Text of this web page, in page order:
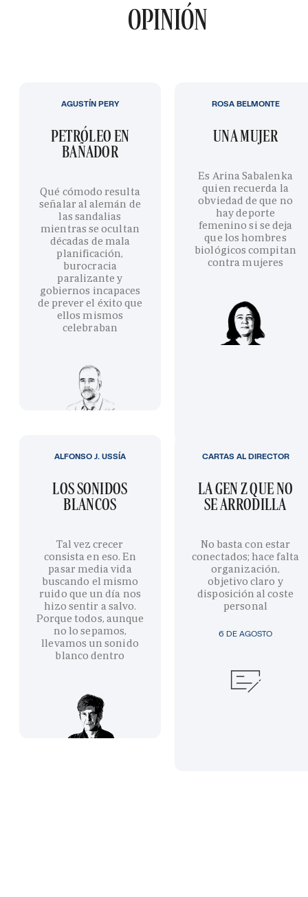
OPINIÓN
PETRÓLEO EN
BAÑADOR
Qué cómodo resulta
señalar al alemán de
las sandalias
mientras se ocultan
décadas de mala
planificación,
burocracia
paralizante y
gobiernos incapaces
de prever el éxito que
ellos mismos
celebraban
AGUSTÍN PERY
UNA MUJER
Es Arina Sabalenka
quien recuerda la
obviedad de que no
hay deporte
femenino si se deja
que los hombres
biológicos compitan
contra mujeres
ROSA BELMONTE
LOS SONIDOS
BLANCOS
Tal vez crecer
consista en eso. En
pasar media vida
buscando el mismo
ruido que un día nos
hizo sentir a salvo.
Porque todos, aunque
no lo sepamos,
llevamos un sonido
blanco dentro
ALFONSO J. USSÍA
6 DE AGOSTO
LA GEN Z QUE NO
SE ARRODILLA
No basta con estar
conectados; hace falta
organización,
objetivo claro y
disposición al coste
personal
CARTAS AL DIRECTOR